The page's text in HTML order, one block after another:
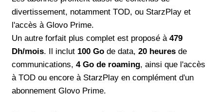
divertissement, notamment TOD, ou StarzPlay et
l'accès à Glovo Prime.
Un autre forfait plus complet est proposé à 479
Dh/mois. Il inclut 100 Go de data, 20 heures de
communications, 4 Go de roaming, ainsi que l'accès
à TOD ou encore à StarzPlay en complément d'un
abonnement Glovo Prime.